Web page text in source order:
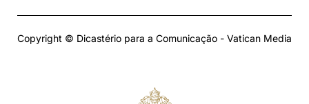
Copyright © Dicastério para a Comunicação - Vatican Media